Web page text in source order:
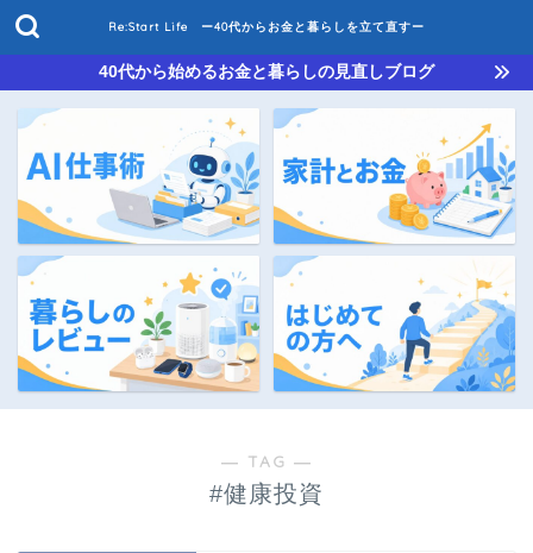
Re:Start Life ー40代からお金と暮らしを立て直すー
40代から始めるお金と暮らしの見直しブログ
― TAG ―
#健康投資